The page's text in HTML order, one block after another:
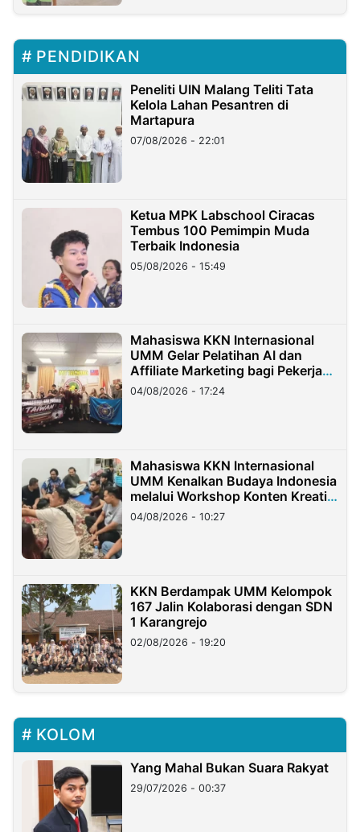
PENDIDIKAN
Peneliti UIN Malang Teliti Tata
Kelola Lahan Pesantren di
Martapura
07/08/2026 - 22:01
Ketua MPK Labschool Ciracas
Tembus 100 Pemimpin Muda
Terbaik Indonesia
05/08/2026 - 15:49
Mahasiswa KKN Internasional
UMM Gelar Pelatihan AI dan
Affiliate Marketing bagi Pekerja
Migran Indonesia di Taiwan
04/08/2026 - 17:24
Mahasiswa KKN Internasional
UMM Kenalkan Budaya Indonesia
melalui Workshop Konten Kreatif
di Taiwan
04/08/2026 - 10:27
KKN Berdampak UMM Kelompok
167 Jalin Kolaborasi dengan SDN
1 Karangrejo
02/08/2026 - 19:20
KOLOM
Yang Mahal Bukan Suara Rakyat
29/07/2026 - 00:37